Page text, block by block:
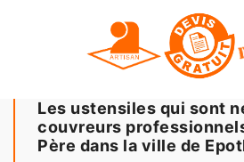
Les ustensiles qui sont
couvreurs
Père dans la ville de